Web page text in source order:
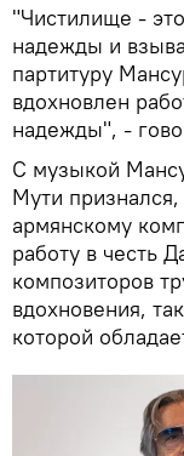
"Чистилище -
надежды и
партитуру
вдохновлен
надежды", -
С музыкой
Мути признался,
армянскому
работу в честь
композиторов
вдохновения,
которой